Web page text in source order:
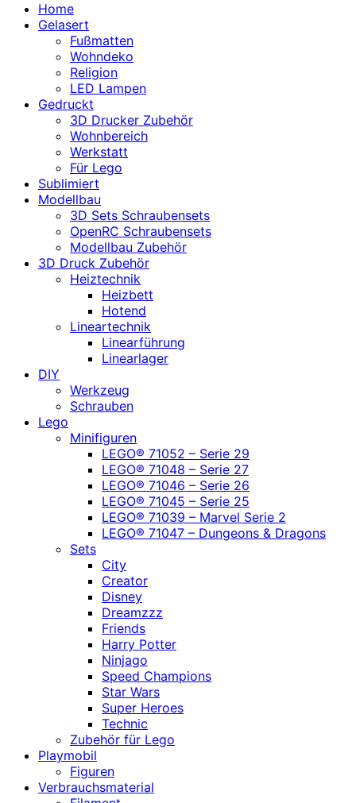
Home
Gelasert
Fußmatten
Wohndeko
Religion
LED Lampen
Gedruckt
3D Drucker Zubehör
Wohnbereich
Werkstatt
Für Lego
Sublimiert
Modellbau
3D Sets Schraubensets
OpenRC Schraubensets
Modellbau Zubehör
3D Druck Zubehör
Heiztechnik
Heizbett
Hotend
Lineartechnik
Linearführung
Linearlager
DIY
Werkzeug
Schrauben
Lego
Minifiguren
LEGO® 71052 – Serie 29
LEGO® 71048 – Serie 27
LEGO® 71046 – Serie 26
LEGO® 71045 – Serie 25
LEGO® 71039 – Marvel Serie 2
LEGO® 71047 – Dungeons & Dragons
Sets
City
Creator
Disney
Dreamzzz
Friends
Harry Potter
Ninjago
Speed Champions
Star Wars
Super Heroes
Technic
Zubehör für Lego
Playmobil
Figuren
Verbrauchsmaterial